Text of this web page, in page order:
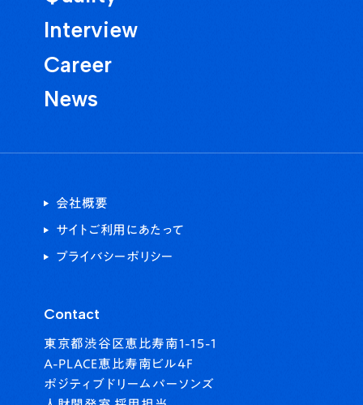
お客様又は公共の利益のために必要であると考えられる場合。
私達は、お客様からお預かりした大切な個人情報を、漏洩、滅
護するために、社内規程を整備し、合理的な安全対策を講じま
り、第三者に重要な情報を読み取られたり、改ざんされたりする
私達は、お客様またはお客様の代理人から、当社が管理するお
客様ご自身の個人情報について下記の要請を受けた場合には、
す。
訂正
削除
利用停止
第三者提供の停止
既に行った個人情報の利用に関する同意の一部または全部の撤
Interview
Career
News
会社概要
サイトご利用にあたって
プライバシーポリシー
Contact
東京都渋谷区恵比寿南1-15-1
A-PLACE恵比寿南ビル4F
ポジティブドリームパーソンズ